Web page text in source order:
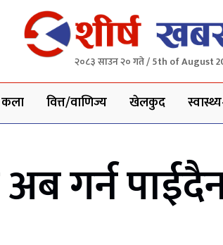
२०८३ साउन २० गते / 5th of August
कला वित्त/वाणिज्य खेलकुद
गर्न